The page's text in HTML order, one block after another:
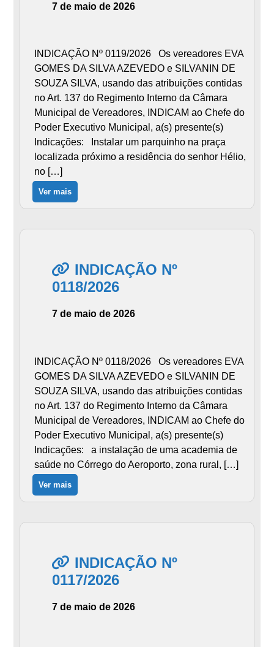
7 de maio de 2026
INDICAÇÃO Nº 0119/2026 Os vereadores EVA
GOMES DA SILVA AZEVEDO e SILVANIN DE
SOUZA SILVA, usando das atribuições contidas
no Art. 137 do Regimento Interno da Câmara
Municipal de Vereadores, INDICAM ao Chefe do
Poder Executivo Municipal, a(s) presente(s)
Indicações: Instalar um parquinho na praça
localizada próximo a residência do senhor Hélio,
no […]
Ver mais
INDICAÇÃO Nº
0118/2026
7 de maio de 2026
INDICAÇÃO Nº 0118/2026 Os vereadores EVA
GOMES DA SILVA AZEVEDO e SILVANIN DE
SOUZA SILVA, usando das atribuições contidas
no Art. 137 do Regimento Interno da Câmara
Municipal de Vereadores, INDICAM ao Chefe do
Poder Executivo Municipal, a(s) presente(s)
Indicações: a instalação de uma academia de
saúde no Córrego do Aeroporto, zona rural, […]
Ver mais
INDICAÇÃO Nº
0117/2026
7 de maio de 2026